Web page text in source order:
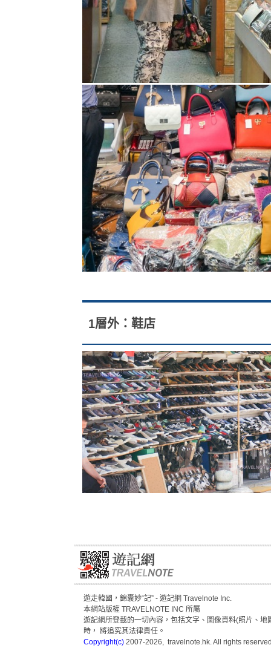
1層外：鞋店
遊走韓國，錦囊妙“記” - 遊記網 Travelnote Inc.
本網站版權 TRAVELNOTE INC 所屬
遊記網所登載的一切內容，包括文字、圖像資料(照片、
時， 將追究其法律責任。
Copyright(c)2007-2026, travelnote.hk. All rights